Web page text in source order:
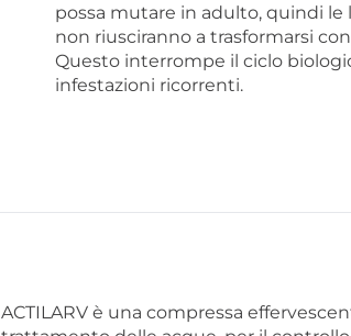
possa mutare in adulto, quindi
non riusciranno a trasformarsi
Questo interrompe il ciclo
infestazioni ricorrenti.
ACTILARV è una compressa